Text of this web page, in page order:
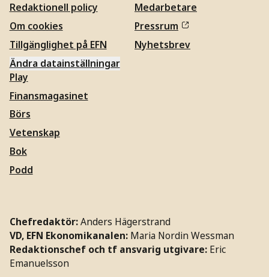
Redaktionell policy
Om cookies
Tillgänglighet på EFN
Ändra datainställningar
Medarbetare
Pressrum
Nyhetsbrev
Play
Finansmagasinet
Börs
Vetenskap
Bok
Podd
Chefredaktör:Anders Hägerstrand
VD, EFN Ekonomikanalen: Maria Nordin Wessman
Redaktionschef och tf ansvarig utgivare: Eric
Emanuelsson